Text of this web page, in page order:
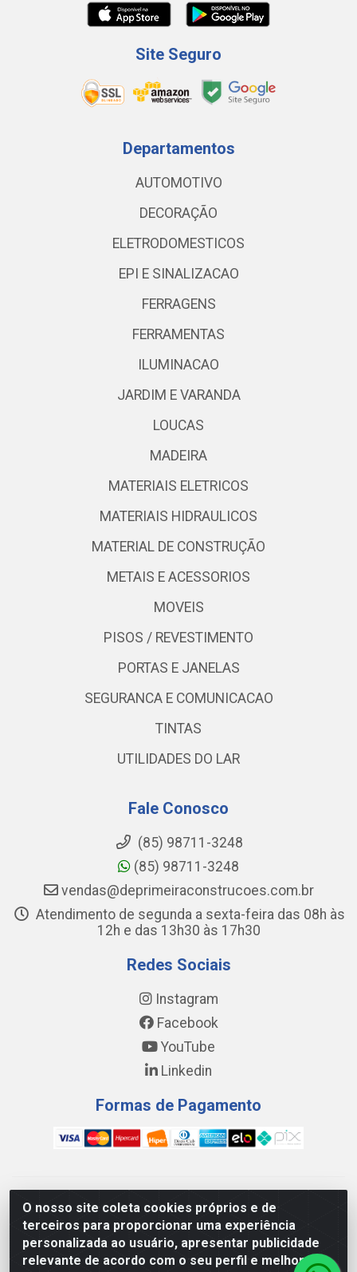
O nosso site coleta cookies próprios e de
terceiros para proporcionar uma experiência
personalizada ao usuário, apresentar publicidade
relevante de acordo com o seu perfil e melhorar a
Site Seguro
Departamentos
AUTOMOTIVO
DECORAÇÃO
ELETRODOMESTICOS
EPI E SINALIZACAO
FERRAGENS
FERRAMENTAS
ILUMINACAO
JARDIM E VARANDA
LOUCAS
MADEIRA
MATERIAIS ELETRICOS
MATERIAIS HIDRAULICOS
MATERIAL DE CONSTRUÇÃO
METAIS E ACESSORIOS
MOVEIS
PISOS / REVESTIMENTO
PORTAS E JANELAS
SEGURANCA E COMUNICACAO
TINTAS
UTILIDADES DO LAR
Fale Conosco
(85) 98711-3248
(85) 98711-3248
vendas@deprimeiraconstrucoes.com.br
Atendimento de segunda a sexta-feira das 08h às
12h e das 13h30 às 17h30
Redes Sociais
Instagram
Facebook
YouTube
Linkedin
Formas de Pagamento
WING DISTRIBUIDORA COMÉRCIO E LOGÍSTICA DE MATERIAL
DE CONSTRUÇÕES LTDA - AV. DA INTEGRAÇÃO, 790 -
PATRÍCIA GOMES, CAUCAIA/CE - CEP 61.604-505 - CNPJ
17.523.384/0001-20